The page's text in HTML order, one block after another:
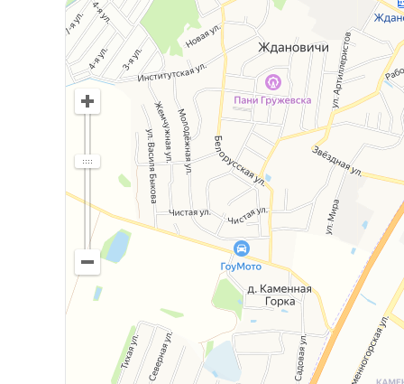
❣️ Мы с радостью окажем полную поддержку
дома, включая продажу вашей текущей
варианта специально для вас!
☎️ Звоните в любое удобное для Вас время.